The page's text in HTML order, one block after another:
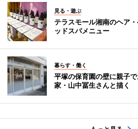
見る・遊ぶ
テラスモール湘南のヘア
ッドスパメニュー
暮らす・働く
平塚の保育園の壁に親子
家・山中冨生さんと描く